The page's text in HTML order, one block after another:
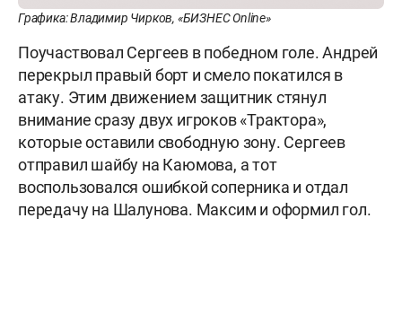
Графика: Владимир Чирков, «БИЗНЕС Online»
Поучаствовал Сергеев в победном голе. Андрей
перекрыл правый борт и смело покатился в
атаку. Этим движением защитник стянул
внимание сразу двух игроков «Трактора»,
которые оставили свободную зону. Сергеев
отправил шайбу на Каюмова, а тот
воспользовался ошибкой соперника и отдал
передачу на Шалунова. Максим и оформил гол.